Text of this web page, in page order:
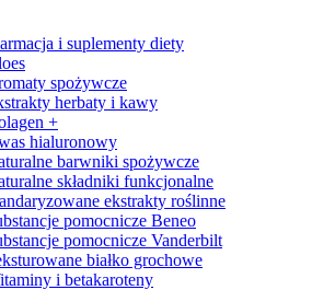
i suplementy diety
spożywcze
herbaty i kawy
+
hialuronowy
barwniki spożywcze
składniki funkcjonalne
ekstrakty roślinne
pomocnicze Beneo
pomocnicze Vanderbilt
białko grochowe
i betakaroteny